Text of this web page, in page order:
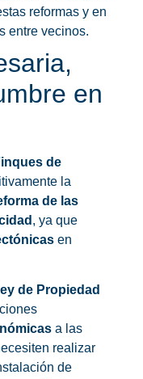
reformas y en
entre vecinos.
en
de
la
de las
, ya que
en
de Propiedad
a las
realizar
de